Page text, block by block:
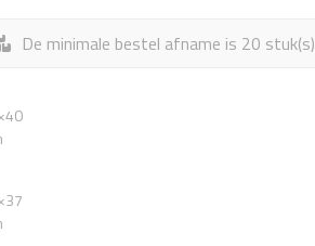
De minimale bestel afname is 20 stuk(s)